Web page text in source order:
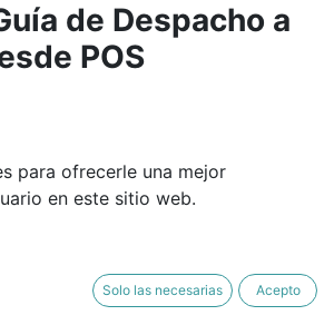
de Despacho a
POS
para ofrecerle una mejor
en este sitio web.
Solo las necesarias Acepto